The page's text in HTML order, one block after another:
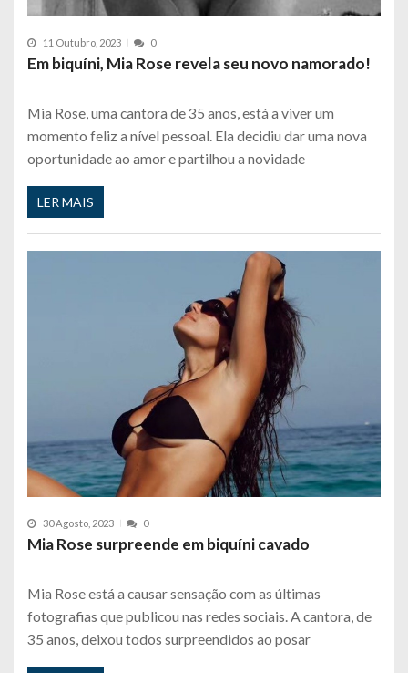
11 Outubro, 2023 0
Em biquíni, Mia Rose revela seu novo namorado!
Mia Rose, uma cantora de 35 anos, está a viver um
momento feliz a nível pessoal. Ela decidiu dar uma nova
oportunidade ao amor e partilhou a novidade
LER MAIS
30 Agosto, 2023 0
Mia Rose surpreende em biquíni cavado
Mia Rose está a causar sensação com as últimas
fotografias que publicou nas redes sociais. A cantora, de
35 anos, deixou todos surpreendidos ao posar